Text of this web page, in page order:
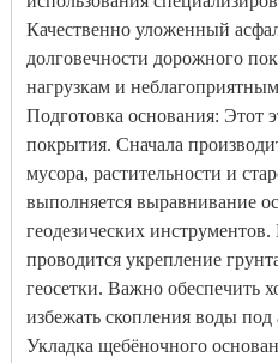
Качественно уложенный
долговечности дорожного
нагрузкам и
Подготовка основания: Этот
покрытия. Сначала
мусора, растительности и
выполняется выравнивание
геодезических
проводится укрепление
геосетки. Важно обеспечить
избежать скопления воды под
Укладка щебёночного